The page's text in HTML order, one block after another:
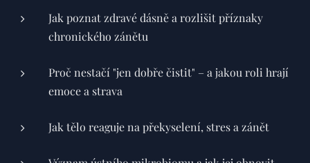
Jak poznat zdravé dásně a rozlišit příznaky
chronického zánětu
Proč nestačí "jen dobře čistit" – a jakou roli hrají
emoce a strava
Jak tělo reaguje na překyselení, stres a zánět